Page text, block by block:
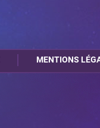
MENTIONS